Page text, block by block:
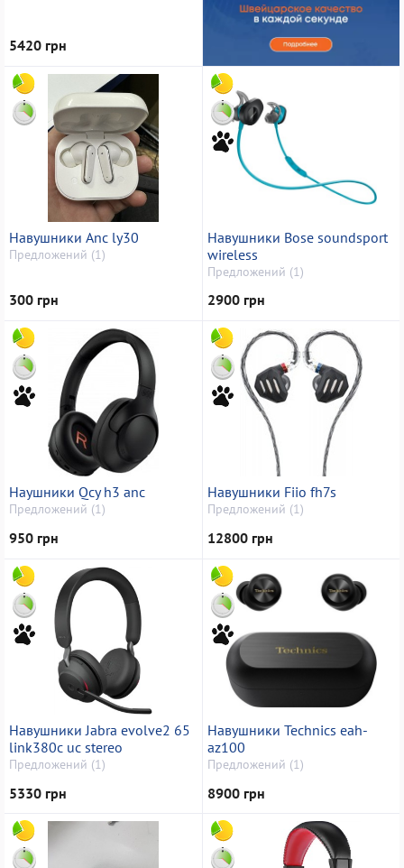
5420 грн
Навушники Anc ly30
Предложений (1)
300 грн
Навушники Bose soundsport
wireless
Предложений (1)
2900 грн
Наушники Qcy h3 anc
Предложений (1)
950 грн
Навушники Fiio fh7s
Предложений (1)
12800 грн
Навушники Jabra evolve2 65
link380c uc stereo
Предложений (1)
5330 грн
Навушники Technics eah-
az100
Предложений (1)
8900 грн